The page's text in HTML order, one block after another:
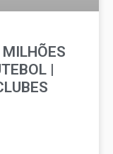
MILHÕES
|